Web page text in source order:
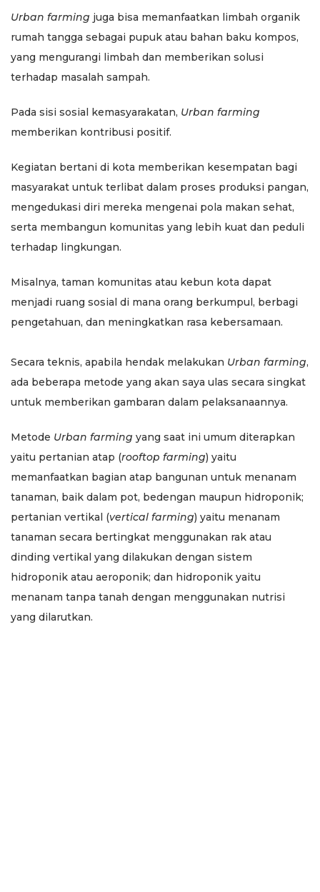
Urban farming juga bisa memanfaatkan limbah organik
rumah tangga sebagai pupuk atau bahan baku kompos,
yang mengurangi limbah dan memberikan solusi
terhadap masalah sampah.
Pada sisi sosial kemasyarakatan, Urban farming
memberikan kontribusi positif.
Kegiatan bertani di kota memberikan kesempatan bagi
masyarakat untuk terlibat dalam proses produksi pangan,
mengedukasi diri mereka mengenai pola makan sehat,
serta membangun komunitas yang lebih kuat dan peduli
terhadap lingkungan.
Misalnya, taman komunitas atau kebun kota dapat
menjadi ruang sosial di mana orang berkumpul, berbagi
pengetahuan, dan meningkatkan rasa kebersamaan.
​Secara teknis, apabila hendak melakukan Urban farming,
ada beberapa metode yang akan saya ulas secara singkat
untuk memberikan gambaran dalam pelaksanaannya.
Metode Urban farming yang saat ini umum diterapkan
yaitu pertanian atap (rooftop farming) yaitu
memanfaatkan bagian atap bangunan untuk menanam
tanaman, baik dalam pot, bedengan maupun hidroponik;
pertanian vertikal (vertical farming) yaitu menanam
tanaman secara bertingkat menggunakan rak atau
dinding vertikal yang dilakukan dengan sistem
hidroponik atau aeroponik; dan hidroponik yaitu
menanam tanpa tanah dengan menggunakan nutrisi
yang dilarutkan.